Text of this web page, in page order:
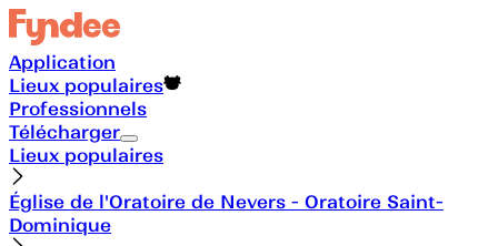
Application
Lieux populaires
Professionnels
Télécharger
Lieux populaires
Église de l'Oratoire de Nevers - Oratoire Saint-
Dominique